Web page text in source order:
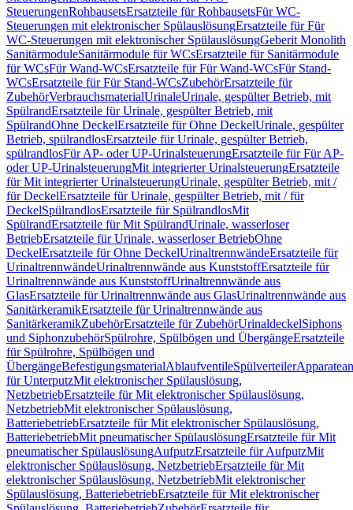
SteuerungenRohbausetsErsatzteile für RohbausetsFür WC-
Steuerungen mit elektronischer SpülauslösungErsatzteile für Für
WC-Steuerungen mit elektronischer SpülauslösungGeberit Monolith
SanitärmoduleSanitärmodule für WCsErsatzteile für Sanitärmodule
für WCsFür Wand-WCsErsatzteile für Für Wand-WCsFür Stand-
WCsErsatzteile für Für Stand-WCsZubehörErsatzteile für
ZubehörVerbrauchsmaterialUrinaleUrinale, gespülter Betrieb, mit
SpülrandErsatzteile für Urinale, gespülter Betrieb, mit
SpülrandOhne DeckelErsatzteile für Ohne DeckelUrinale, gespülter
Betrieb, spülrandlosErsatzteile für Urinale, gespülter Betrieb,
spülrandlosFür AP- oder UP-UrinalsteuerungErsatzteile für Für AP-
oder UP-UrinalsteuerungMit integrierter UrinalsteuerungErsatzteile
für Mit integrierter UrinalsteuerungUrinale, gespülter Betrieb, mit /
für DeckelErsatzteile für Urinale, gespülter Betrieb, mit / für
DeckelSpülrandlosErsatzteile für SpülrandlosMit
SpülrandErsatzteile für Mit SpülrandUrinale, wasserloser
BetriebErsatzteile für Urinale, wasserloser BetriebOhne
DeckelErsatzteile für Ohne DeckelUrinaltrennwändeErsatzteile für
UrinaltrennwändeUrinaltrennwände aus KunststoffErsatzteile für
Urinaltrennwände aus KunststoffUrinaltrennwände aus
GlasErsatzteile für Urinaltrennwände aus GlasUrinaltrennwände aus
SanitärkeramikErsatzteile für Urinaltrennwände aus
SanitärkeramikZubehörErsatzteile für ZubehörUrinaldeckelSiphons
und SiphonzubehörSpülrohre, Spülbögen und ÜbergängeErsatzteile
für Spülrohre, Spülbögen und
ÜbergängeBefestigungsmaterialAblaufventileSpülverteiler
für UnterputzMit elektronischer Spülauslösung,
NetzbetriebErsatzteile für Mit elektronischer Spülauslösung,
NetzbetriebMit elektronischer Spülauslösung,
BatteriebetriebErsatzteile für Mit elektronischer Spülauslösung,
BatteriebetriebMit pneumatischer SpülauslösungErsatzteile für Mit
pneumatischer SpülauslösungAufputzErsatzteile für AufputzMit
elektronischer Spülauslösung, NetzbetriebErsatzteile für Mit
elektronischer Spülauslösung, NetzbetriebMit elektronischer
Spülauslösung, BatteriebetriebErsatzteile für Mit elektronischer